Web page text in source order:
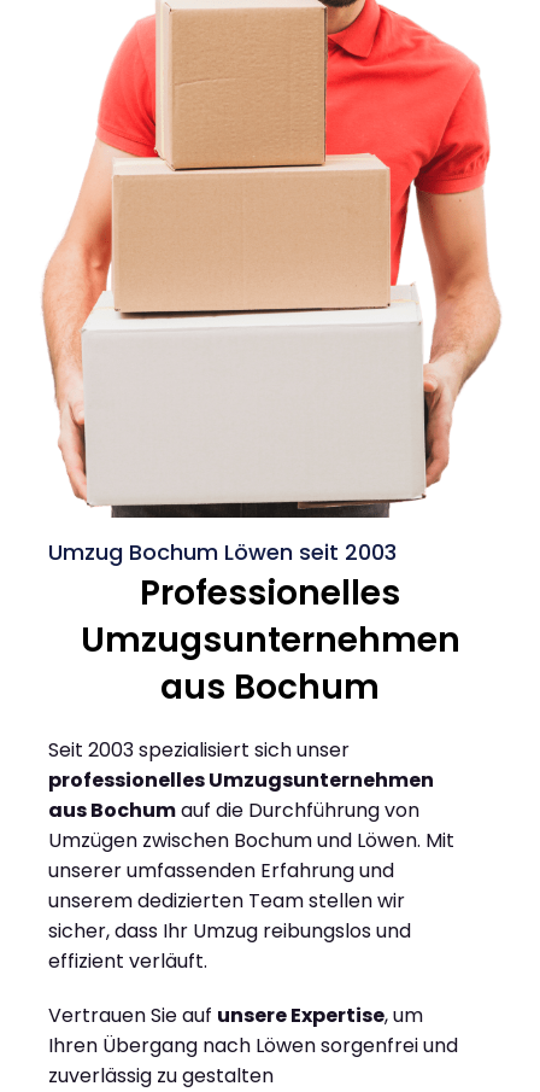
Umzug Bochum Löwen seit 2003
Professionelles
Umzugsunternehmen
aus Bochum
Seit 2003 spezialisiert sich unser
professionelles Umzugsunternehmen
aus Bochumauf die Durchführung von
Umzügen zwischen Bochum und Löwen. Mit
unserer umfassenden Erfahrung und
unserem dedizierten Team stellen wir
sicher, dass Ihr Umzug reibungslos und
effizient verläuft.
Vertrauen Sie auf unsere Expertise, um
Ihren Übergang nach Löwen sorgenfrei und
zuverlässig zu gestalten